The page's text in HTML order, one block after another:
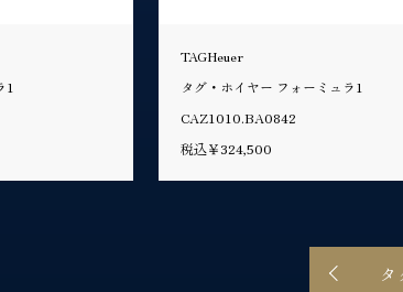
1
TAGHeuer
タグ・ホイヤー フォーミュラ1
CAZ1010.BA0842
税込￥324,500